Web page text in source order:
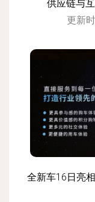
供应链与
更新
全新车16日亮